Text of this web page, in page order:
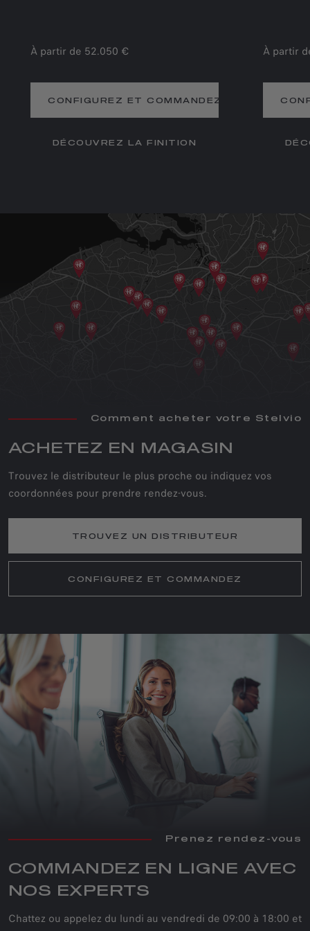
À partir de 52.050 €
CONFIGUREZ ET COMMANDEZ
DÉCOUVREZ LA FINITION
À partir
Comment acheter votre Stelvio
ACHETEZ EN MAGASIN
Trouvez le distributeur le plus proche ou indiquez vos
coordonnées pour prendre rendez-vous.
TROUVEZ UN DISTRIBUTEUR
CONFIGUREZ ET COMMANDEZ
Prenez rendez-vous
COMMANDEZ EN LIGNE AVEC
NOS EXPERTS
Chattez ou appelez du lundi au vendredi de 09:00 à 18:00 et